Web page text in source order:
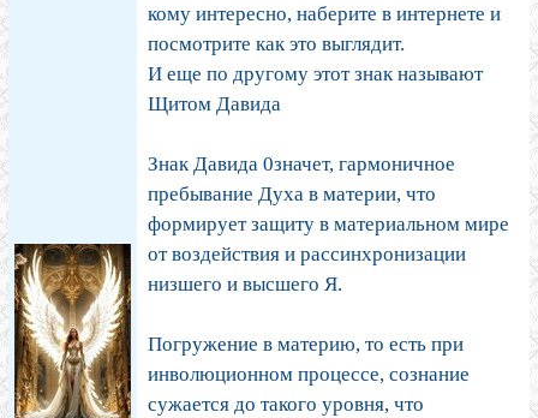
кому интересно, наберите в интернете и
посмотрите как это выглядит.
И еще по другому этот знак называют
Щитом Давида
Знак Давида 0значет, гармоничное
пребывание Духа в материи, что
формирует защиту в материальном мире
от воздействия и рассинхронизации
низшего и высшего Я.
Погружение в материю, то есть при
инволюционном процессе, сознание
сужается до такого уровня, что